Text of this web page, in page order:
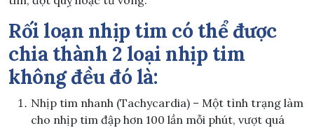
Rối loạn nhịp tim có thể được
chia thành 2 loại nhịp tim
không đều đó là:
Nhịp tim nhanh (Tachycardia) – Một tình trạng làm
cho nhịp tim đập hơn 100 lần mỗi phút, vượt quá